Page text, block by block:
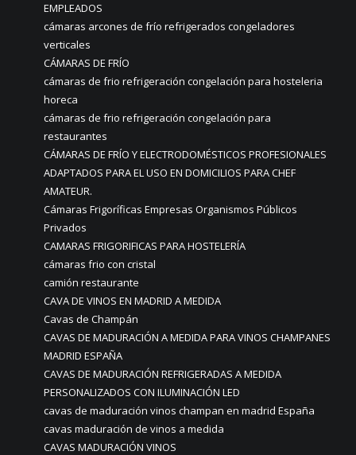
EMPLEADOS
cámaras arcones de frío refrigerados congeladores
verticales
CÁMARAS DE FRÍO
cámaras de frio refrigeración congelación para hosteleria
horeca
cámaras de frio refrigeración congelación para
restaurantes
CÁMARAS DE FRÍO Y ELECTRODOMÉSTICOS PROFESIONALES
ADAPTADOS PARA EL USO EN DOMICILIOS PARA CHEF
AMATEUR.
Cámaras Frigoríficas Empresas Organismos Públicos
Privados
CAMARAS FRIGORIFICAS PARA HOSTELERÍA
cámaras frio con cristal
camión restaurante
CAVA DE VINOS EN MADRID A MEDIDA
Cavas de Champán
CAVAS DE MADURACIÓN A MEDIDA PARA VINOS CHAMPANES
MADRID ESPAÑA
CAVAS DE MADURACIÓN REFRIGERADAS A MEDIDA
PERSONALIZADOS CON ILUMINACIÓN LED
cavas de maduración vinos champan en madrid España
cavas maduración de vinos a medida
CAVAS MADURACIÓN VINOS